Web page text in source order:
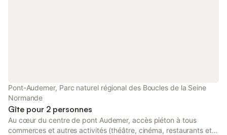
Pont-Audemer, Parc naturel régional des Boucles de la Seine
Normande
Gîte pour 2 personnes
Au cœur du centre de pont Audemer, accès piéton à tous
commerces et autres activités (théâtre, cinéma, restaurants et